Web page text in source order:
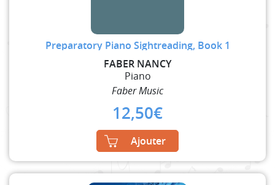
Preparatory Piano Sightreading, Book 1
FABER NANCY
Piano
Faber Music
12,50€
Ajouter